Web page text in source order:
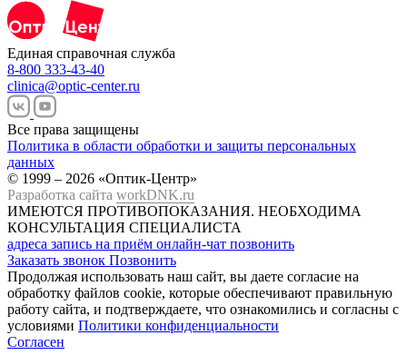
Единая справочная служба
8-800 333-43-40
clinica@optic-center.ru
Все права защищены
Политика в области обработки и защиты персональных
данных
© 1999 – 2026 «Оптик-Центр»
Разработка сайта workDNK.ru
ИМЕЮТСЯ ПРОТИВОПОКАЗАНИЯ. НЕОБХОДИМА
КОНСУЛЬТАЦИЯ СПЕЦИАЛИСТА
адреса запись на приём онлайн-чат позвонить
Заказать звонок Позвонить
Продолжая использовать наш сайт, вы даете согласие на
обработку файлов cookie, которые обеспечивают правильную
работу сайта, и подтверждаете, что ознакомились и согласны с
условиями Политики конфиденциальности
Согласен